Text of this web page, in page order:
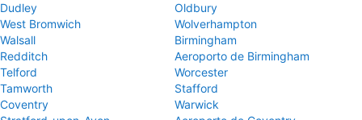
Dudley
Oldbury
West Bromwich
Wolverhampton
Walsall
Birmingham
Redditch
Aeroporto de Birmingham
Telford
Worcester
Tamworth
Stafford
Coventry
Warwick